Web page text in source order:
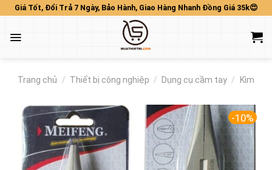
Skip
content
Giá Tốt, Đổi Trả 7 Ngày, Bảo Hành, Giao Hàng Nhanh Đồng Giá 35k😍
Trang chủ / Thiết bị công nghiệp / Dụng cụ cầm tay / Kìm
-10%